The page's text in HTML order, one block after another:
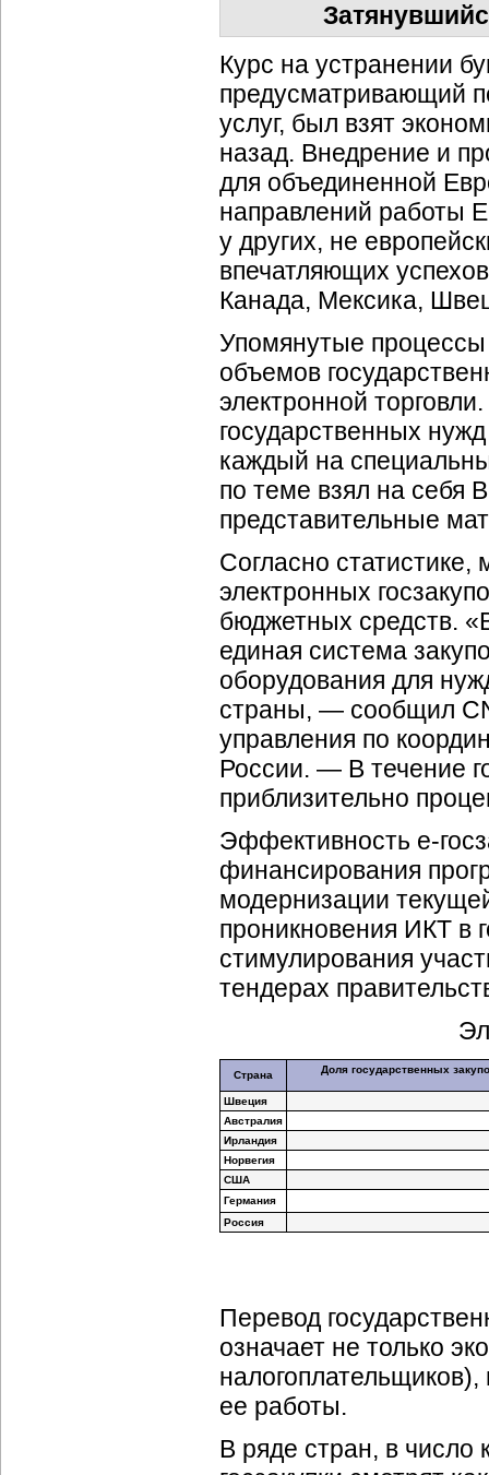
Курс на устранении
предусматривающий
услуг, был взят
назад. Внедрение и
для объединенной
направлений работы
у других, не
впечатляющих
Канада, Мексика,
Упомянутые процессы
объемов
электронной
государственных
каждый на
по теме взял на себя
представительные
Согласно
электронных
бюджетных средств.
единая система
оборудования для
страны, — сообщил
управления по
России. — В течение
приблизительно
Эффективность e-
финансирования
модернизации
проникновения ИКТ в
стимулирования
тендерах
Страна Доля государственных
Швеция
Австралия
Ирландия
Норвегия
США
Германия
Россия
Перевод
означает не только
ее работы.
В ряде стран, в число